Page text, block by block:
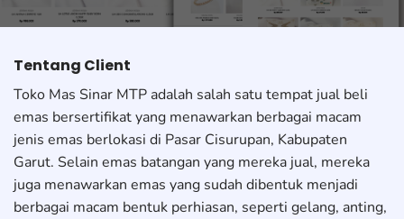
Tentang Client
Toko Mas Sinar MTP adalah salah satu tempat jual beli
emas bersertifikat yang menawarkan berbagai macam
jenis emas berlokasi di Pasar Cisurupan, Kabupaten
Garut. Selain emas batangan yang mereka jual, mereka
juga menawarkan emas yang sudah dibentuk menjadi
berbagai macam bentuk perhiasan, seperti gelang, anting,